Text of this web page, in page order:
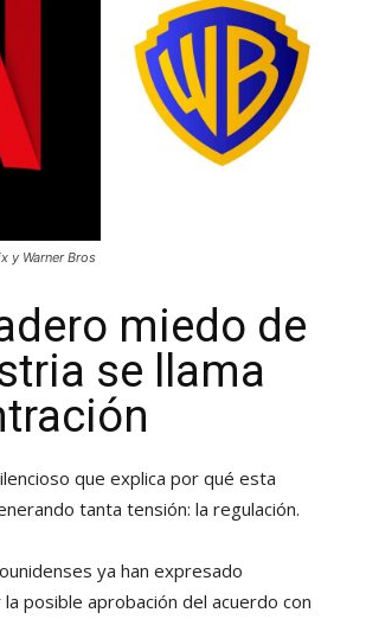
y Warner Bros
miedo de
se llama
que explica por qué esta
tanta tensión: la regulación.
ya han expresado
posible aprobación del acuerdo con